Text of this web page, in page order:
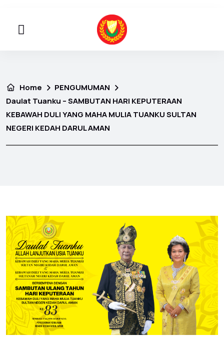
Home
PENGUMUMAN
Daulat Tuanku – SAMBUTAN HARI KEPUTERAAN
KEBAWAH DULI YANG MAHA MULIA TUANKU SULTAN
NEGERI KEDAH DARUL AMAN